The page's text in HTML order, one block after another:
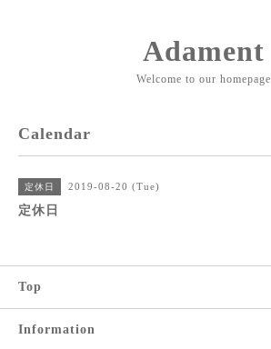
Adament
Welcome to our homepage
Calendar
定休日 2019-08-20 (Tue)
定休日
Top
Information